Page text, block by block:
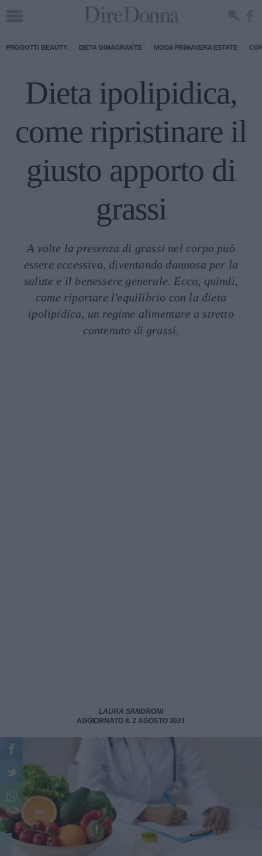
PRODOTTI BEAUTY DIETA DIMAGRANTE MODA PRIMAVERA ESTATE
Dieta ipolipidica,
come ripristinare il
giusto apporto di
grassi
A volte la presenza di grassi nel corpo può
essere eccessiva, diventando dannosa per la
salute e il benessere generale. Ecco, quindi,
come riportare l'equilibrio con la dieta
ipolipidica, un regime alimentare a stretto
contenuto di grassi.
LAURA SANDRONI
AGGIORNATO IL 2 AGOSTO 2021